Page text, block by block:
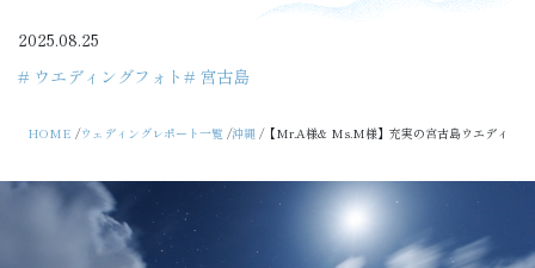
2025.08.25
# ウエディングフォト # 宮古島
HOME ウェディングレポート一覧 沖縄 【Mr.A様& Ms.M様】充実の宮古島ウエディング